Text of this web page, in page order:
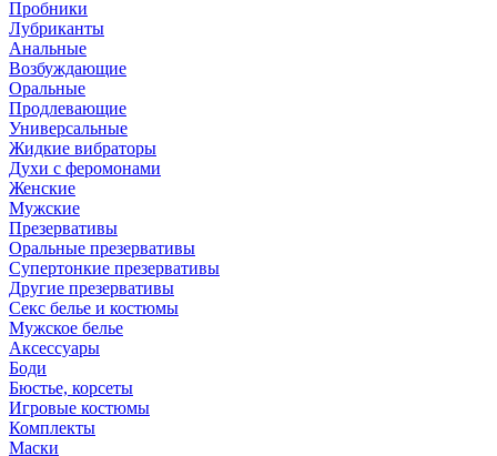
Пробники
Лубриканты
Анальные
Возбуждающие
Оральные
Продлевающие
Универсальные
Жидкие вибраторы
Духи с феромонами
Женские
Мужские
Презервативы
Оральные презервативы
Супертонкие презервативы
Другие презервативы
Секс белье и костюмы
Мужское белье
Аксессуары
Боди
Бюстье, корсеты
Игровые костюмы
Комплекты
Маски